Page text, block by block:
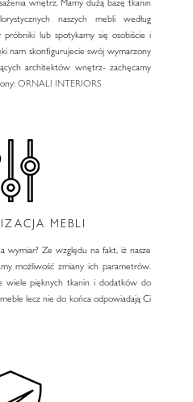
naszych mebli według
lub spotykamy się osobiście i
nam skonfigurujecie swój wymarzony
architektów wnętrz- zachęcamy
ORNALI INTERIORS
MEBLI
wymiar? Ze względu na fakt, iż nasze
możliwość zmiany ich parametrów.
wiele pięknych tkanin i dodatków do
lecz nie do końca odpowiadają Ci